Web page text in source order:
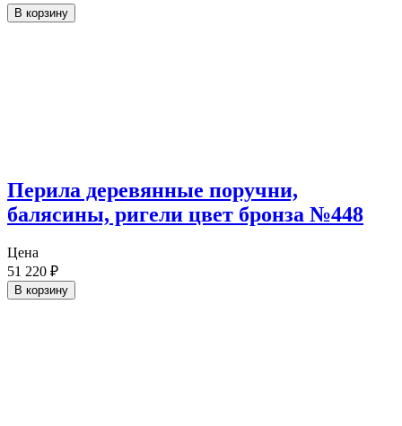
В корзину
Перила деревянные поручни,
балясины, ригели цвет бронза №448
Цена
51 220 ₽
В корзину